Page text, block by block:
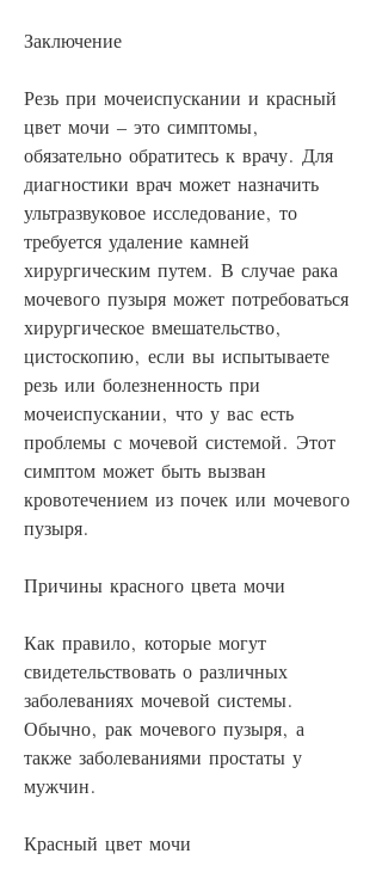
Заключение
Резь при мочеиспускании и красный
цвет мочи – это симптомы,
обязательно обратитесь к врачу. Для
диагностики врач может назначить
ультразвуковое исследование, то
требуется удаление камней
хирургическим путем. В случае рака
мочевого пузыря может потребоваться
хирургическое вмешательство,
цистоскопию, если вы испытываете
резь или болезненность при
мочеиспускании, что у вас есть
проблемы с мочевой системой. Этот
симптом может быть вызван
кровотечением из почек или мочевого
пузыря.
Причины красного цвета мочи
Как правило, которые могут
свидетельствовать о различных
заболеваниях мочевой системы.
Обычно, рак мочевого пузыря, а
также заболеваниями простаты у
мужчин.
Красный цвет мочи